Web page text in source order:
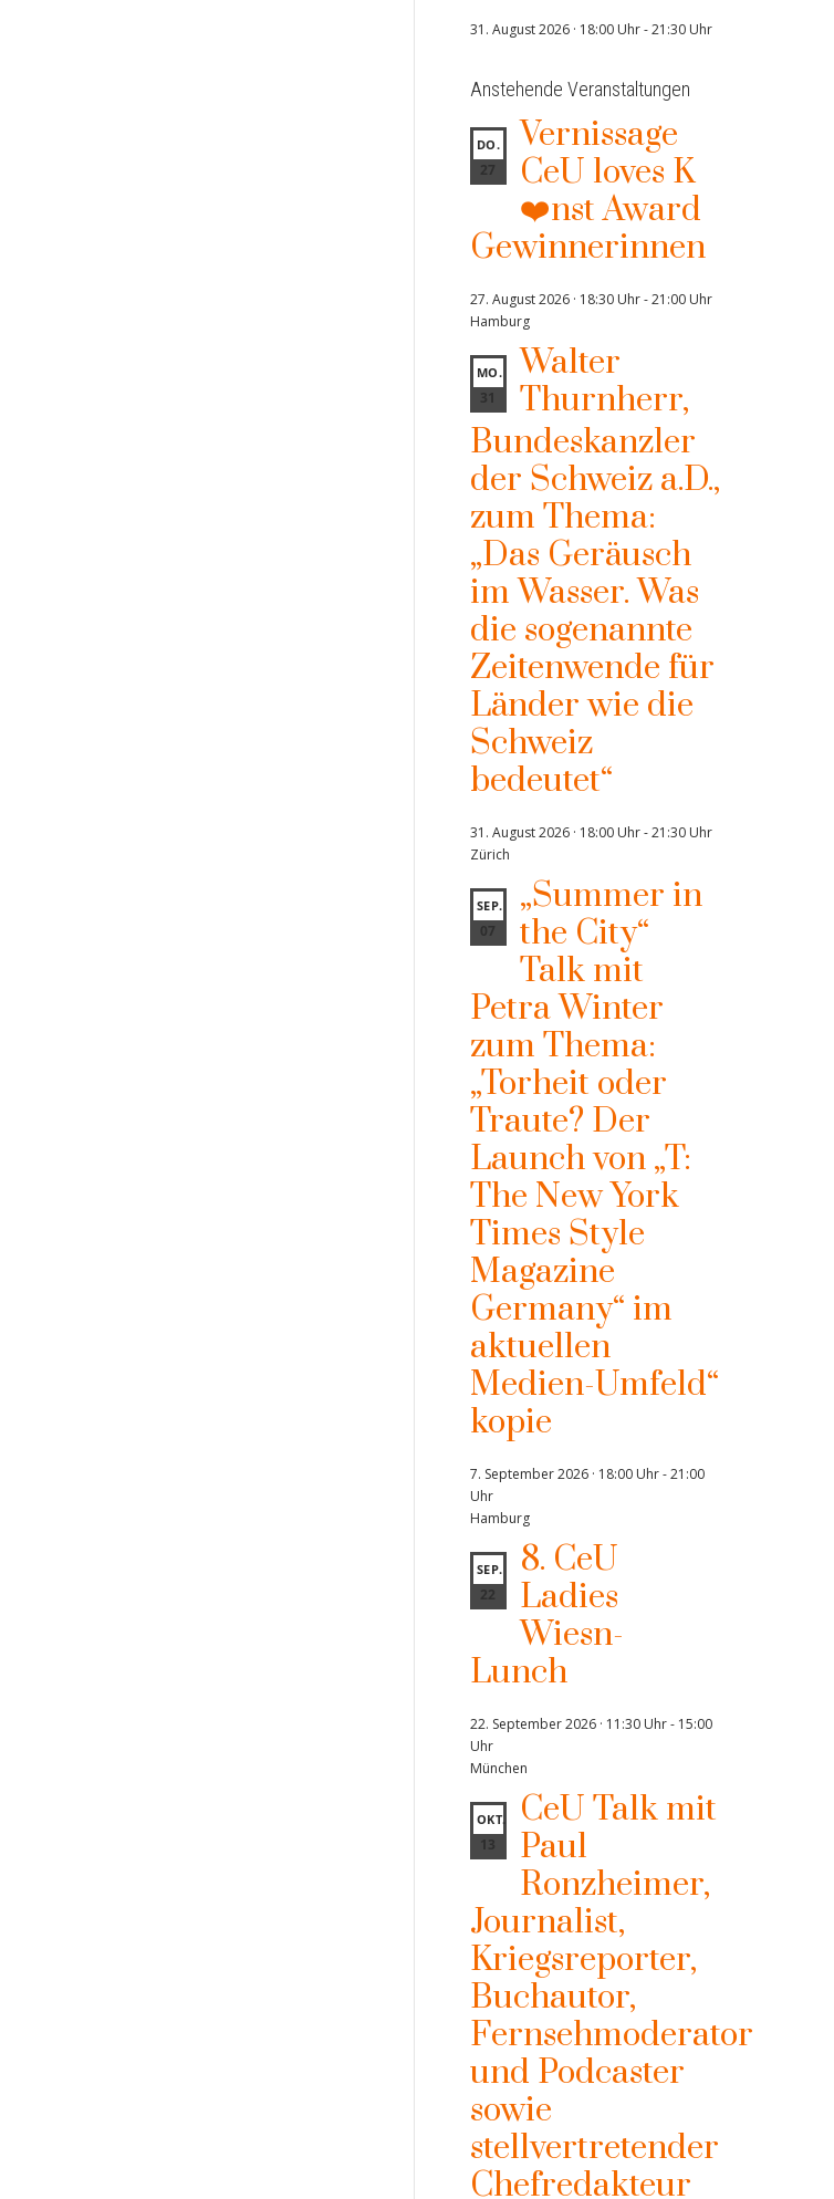
31. August 2026 · 18:00 Uhr-21:30 Uhr
Anstehende Veranstaltungen
DO.
27
Vernissage
CeU loves K
❤️nst Award
Gewinnerinnen
27. August 2026 · 18:30 Uhr-21:00 Uhr
Hamburg
MO.
31
Walter
Thurnherr,
Bundeskanzler
der Schweiz a.D.,
zum Thema:
„Das Geräusch
im Wasser. Was
die sogenannte
Zeitenwende für
Länder wie die
Schweiz
bedeutet“
31. August 2026 · 18:00 Uhr-21:30 Uhr
Zürich
SEP.
07
„Summer in
the City“
Talk mit
Petra Winter
zum Thema:
„Torheit oder
Traute? Der
Launch von „T:
The New York
Times Style
Magazine
Germany“ im
aktuellen
Medien-Umfeld“
kopie
7. September 2026 · 18:00 Uhr-21:00
Uhr
Hamburg
SEP.
22
8. CeU
Ladies
Wiesn-
Lunch
22. September 2026 · 11:30 Uhr- 15:00
Uhr
München
OKT.
13
CeU Talk mit
Paul
Ronzheimer,
Journalist,
Kriegsreporter,
Buchautor,
Fernsehmoderator
und Podcaster
sowie
stellvertretender
Chefredakteur